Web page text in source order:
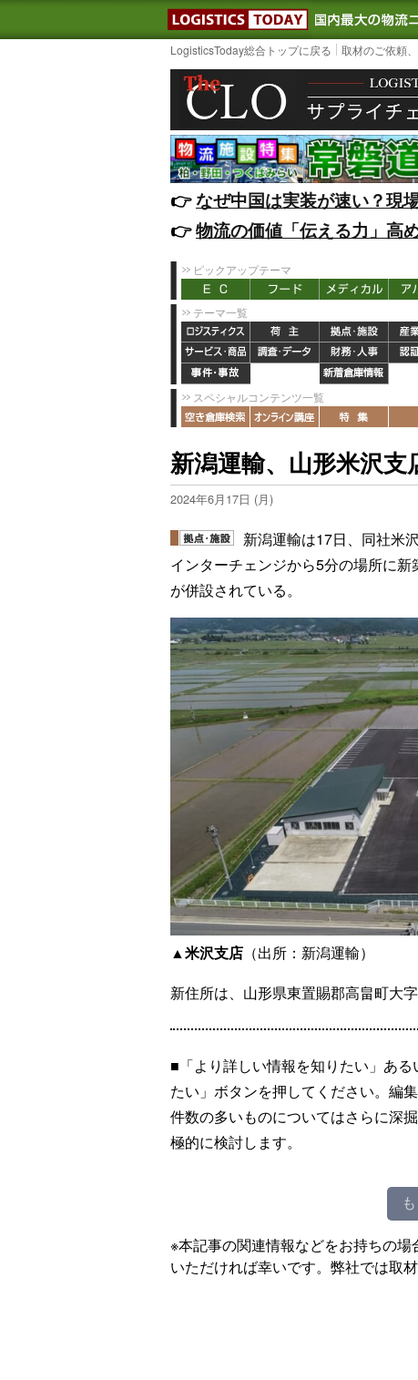
LOGISTICS
LogisticsToday総合トップに戻る 取材のご依頼
👉️なぜ中国は実装が速い？現
👉️物流の価値「伝える力」高
ピックアップテーマ
テーマ一覧
スペシャルコンテンツ一覧
新潟運輸、山形米沢支
2024年6月17日 (月)
新潟運輸は17日、同社米
インターチェンジから5分の場所に
が併設されている。
▲米沢支店 （出所：新潟運輸）
新住所は、山形県東置賜郡高畠町大
■「より詳しい情報を知りたい」あ
たい」ボタンを押してください。編
件数の多いものについてはさらに深
極的に検討します。
※本記事の関連情報などをお持ちの
いただければ幸いです。弊社では取